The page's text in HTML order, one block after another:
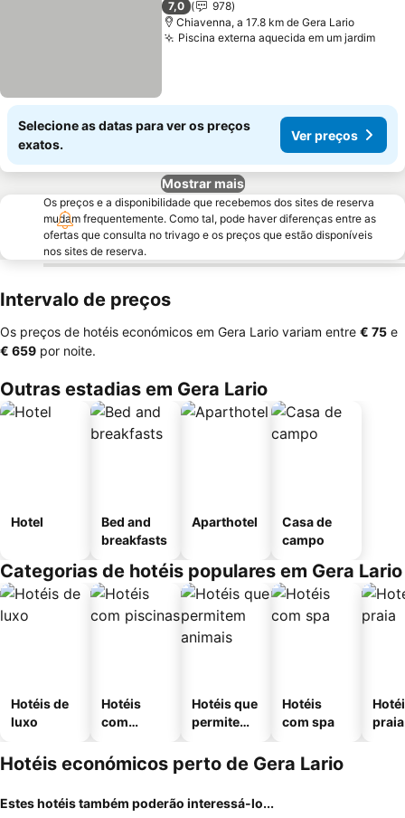
7,0
978
Chiavenna, a 17.8 km de Gera Lario
Piscina externa aquecida em um jardim
Selecione as datas para ver os preços
exatos.
Ver preços
Mostrar mais
Os preços e a disponibilidade que recebemos dos sites de reserva
mudam frequentemente. Como tal, pode haver diferenças entre as
ofertas que consulta no trivago e os preços que estão disponíveis
nos sites de reserva.
Intervalo de preços
Os preços de hotéis económicos em Gera Lario variam entre ‎€ 75 e
‎€ 659 por noite.
Outras estadias em Gera Lario
Hotel
Bed and
breakfasts
Aparthotel
Casa de
campo
Categorias de hotéis populares em Gera Lario
Hotéis de
luxo
Hotéis
com
Hotéis que
permitem
Hotéis
com spa
praia
Hotéis económicos perto de Gera Lario
Estes hotéis também poderão interessá-lo...